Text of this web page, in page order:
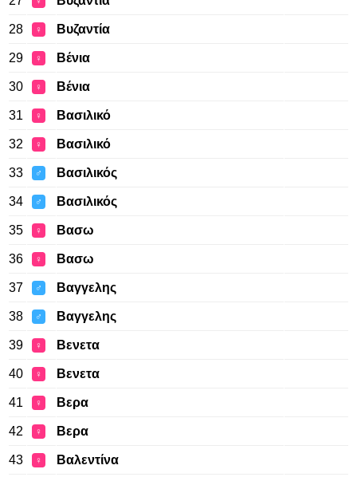
28 ♀ Βυζαντία
29 ♀ Βένια
30 ♀ Βένια
31 ♀ Βασιλικό
32 ♀ Βασιλικό
33 ♂ Βασιλικός
34 ♂ Βασιλικός
35 ♀ Βασω
36 ♀ Βασω
37 ♂ Βαγγελης
38 ♂ Βαγγελης
39 ♀ Βενετα
40 ♀ Βενετα
41 ♀ Βερα
42 ♀ Βερα
43 ♀ Βαλεντίνα